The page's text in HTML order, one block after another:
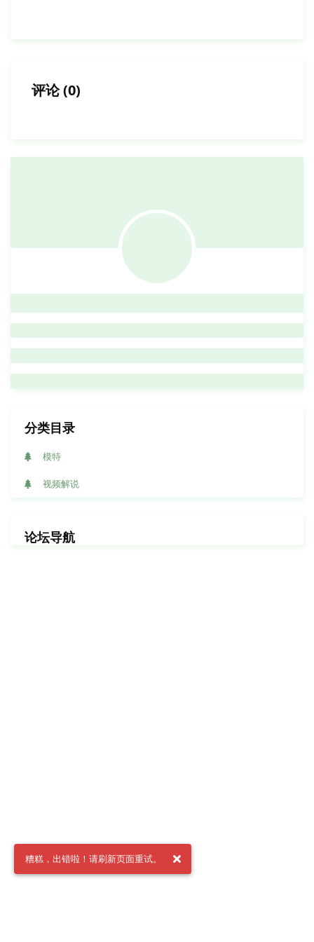
评论(0)
分类目录
模特
视频解说
论坛导航
糟糕，出错啦！请刷新页面重试。